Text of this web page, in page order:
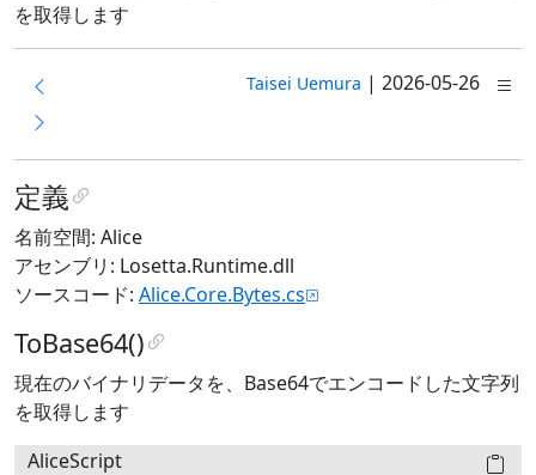
を取得します
Taisei Uemura | 2026-05-26
定義
名前空間: Alice
アセンブリ: Losetta.Runtime.dll
ソースコード: Alice.Core.Bytes.cs
ToBase64()
現在のバイナリデータを、Base64でエンコードした文字列
を取得します
AliceScript